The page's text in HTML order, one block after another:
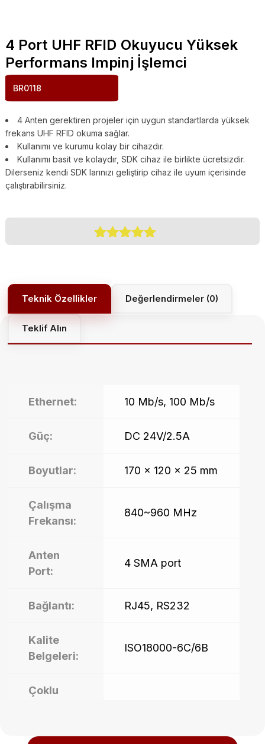
4 Port UHF RFID Okuyucu Yüksek
Performans Impinj İşlemci
BR0118
4 Anten gerektiren projeler için uygun standartlarda yüksek
frekans UHF RFID okuma sağlar.
Kullanımı ve kurumu kolay bir cihazdır.
Kullanımı basit ve kolaydır, SDK cihaz ile birlikte ücretsizdir.
Dilerseniz kendi SDK larınızı geliştirip cihaz ile uyum içerisinde
çalıştırabilirsiniz.
üzerinden
5.00
puan
Değerlendirmeler (0)
Teklif Alın
Ethernet: 10 Mb/s, 100 Mb/s
Güç: DC 24V/2.5A
Boyutlar: 170 x 120 x 25 mm
Çalışma
Frekansı:
840~960 MHz
Anten
Port:
4 SMA port
Bağlantı: RJ45, RS232
Kalite
Belgeleri:
ISO18000-6C/6B
Çoklu